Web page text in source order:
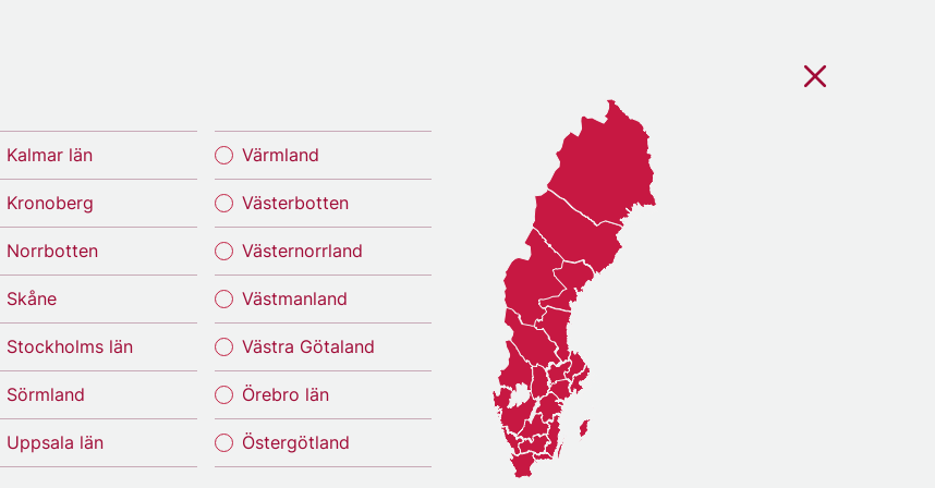
Kalmar län
Kronoberg
Norrbotten
Skåne
Stockholms län
Sörmland
Uppsala län
Värmland
Västerbotten
Västernorrland
Västmanland
Västra Götaland
Örebro län
Östergötland